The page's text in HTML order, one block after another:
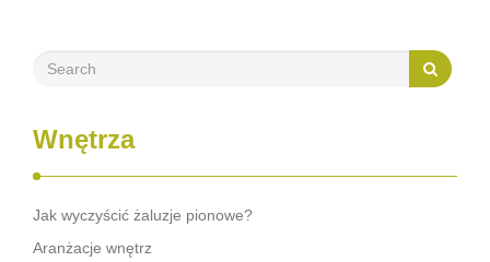
Wnętrza
Jak wyczyścić żaluzje pionowe?
Aranżacje wnętrz